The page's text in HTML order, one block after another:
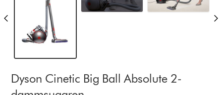
Dyson Cinetic Big Ball Absolute 2-